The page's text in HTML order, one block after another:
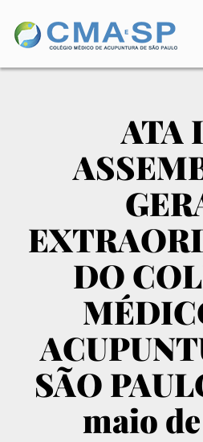
ATA
DO
SÃO
maio